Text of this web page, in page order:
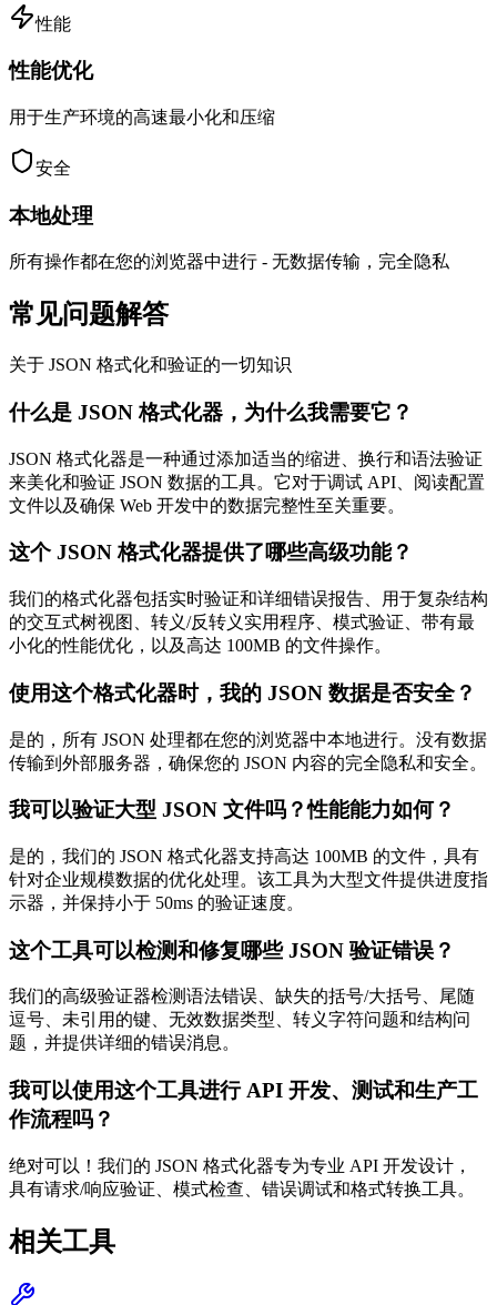
性能
性能优化
用于生产环境的高速最小化和压缩
安全
本地处理
所有操作都在您的浏览器中进行 - 无数据传输，完全隐私
常见问题解答
关于 JSON 格式化和验证的一切知识
什么是 JSON 格式化器，为什么我需要它？
JSON 格式化器是一种通过添加适当的缩进、换行和语法验证
来美化和验证 JSON 数据的工具。它对于调试 API、阅读配置
文件以及确保 Web 开发中的数据完整性至关重要。
这个 JSON 格式化器提供了哪些高级功能？
我们的格式化器包括实时验证和详细错误报告、用于复杂结构
的交互式树视图、转义/反转义实用程序、模式验证、带有最
小化的性能优化，以及高达 100MB 的文件操作。
使用这个格式化器时，我的 JSON 数据是否安全？
是的，所有 JSON 处理都在您的浏览器中本地进行。没有数据
传输到外部服务器，确保您的 JSON 内容的完全隐私和安全。
我可以验证大型 JSON 文件吗？性能能力如何？
是的，我们的 JSON 格式化器支持高达 100MB 的文件，具有
针对企业规模数据的优化处理。该工具为大型文件提供进度指
示器，并保持小于 50ms 的验证速度。
这个工具可以检测和修复哪些 JSON 验证错误？
我们的高级验证器检测语法错误、缺失的括号/大括号、尾随
逗号、未引用的键、无效数据类型、转义字符问题和结构问
题，并提供详细的错误消息。
我可以使用这个工具进行 API 开发、测试和生产工
作流程吗？
绝对可以！我们的 JSON 格式化器专为专业 API 开发设计，
具有请求/响应验证、模式检查、错误调试和格式转换工具。
相关工具